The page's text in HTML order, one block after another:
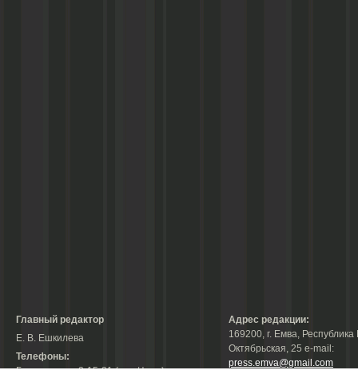
Главный редактор
Е. В. Ешкилева
Телефоны:
Гл. редактор: 2-15-31 (тел./факс);
Адрес редакции:
169200, г. Емва, Республика
Октябрьская, 25 е-mail:
press.emva@gmail.com